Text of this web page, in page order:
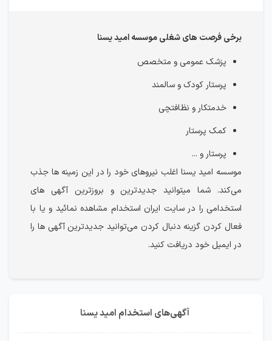
برخی فرصت های شغلی موسسه امید یسنا
پزشک عمومی و متخصص
پرستار کودک و سالمند
خدمتکار و نظافتچی
کمک پرستار
پرستار و ...
موسسه امید یسنا اغلب نیروهای خود را در این زمینه ها جذب
می‌کند. شما می‎توانید جدیدترین و بروزترین آگهی های
استخدامی را در سایت ایران استخدام مشاهده نمائید و یا با
فعال کردن گزینه دنبال کردن می‌توانید جدیدترین آگهی ها را
در ایمیل خود دریافت کنید.
آگهی‌های استخدام امید یسنا